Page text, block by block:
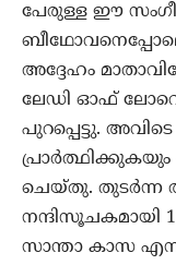
പേരുള്ള ഈ
ബീഥോവനെപ്പോലെ
അദ്ദേഹം
ലേഡി ഓഫ്
പുറപ്പെട്ടു.
ചെയ്തു. തുടര്‍ന്ന
നന്ദിസൂചകമായി
സാന്താ കാസ